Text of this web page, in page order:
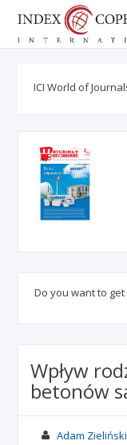
ICI World of
Do you want to
Wpływ
betonów
Adam Zieliński